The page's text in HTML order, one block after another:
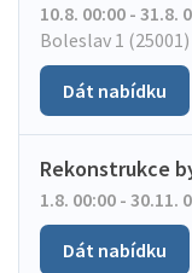
10.8. 00:00 - 31.8.
Boleslav 1 (25001)
Dát nabídku
Rekonstrukce
1.8. 00:00 - 30.11.
Dát nabídku